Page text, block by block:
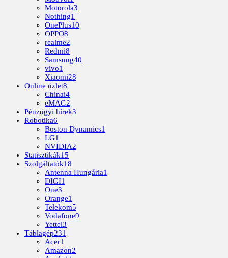
Motorola3
Nothing1
OnePlus10
OPPO8
realme2
Redmi8
Samsung40
vivo1
Xiaomi28
Online üzlet8
Chinai4
eMAG2
Pénzügyi hírek3
Robotika6
Boston Dynamics1
LG1
NVIDIA2
Statisztikák15
Szolgáltatók18
Antenna Hungária1
DIGI1
One3
Orange1
Telekom5
Vodafone9
Yettel3
Táblagép231
Acer1
Amazon2